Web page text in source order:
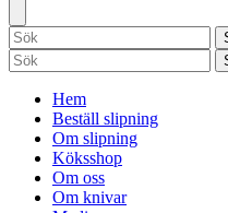
Hem
Beställ slipning
Om slipning
Köksshop
Om oss
Om knivar